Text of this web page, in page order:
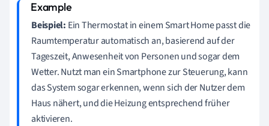
Beispiel: Ein Thermostat in einem Smart Home passt die
Raumtemperatur automatisch an, basierend auf der
Tageszeit, Anwesenheit von Personen und sogar dem
Wetter. Nutzt man ein Smartphone zur Steuerung, kann
das System sogar erkennen, wenn sich der Nutzer dem
Haus nähert, und die Heizung entsprechend früher
aktivieren.